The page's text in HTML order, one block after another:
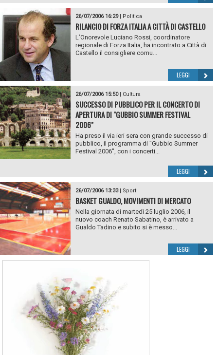
26/07/2006 16:29| Politica
RILANCIO DI FORZA ITALIA A CITTÀ DI CASTELLO
L’Onorevole Luciano Rossi, coordinatore
regionale di Forza Italia, ha incontrato a Città di
Castello il consigliere comu...
LEGGI
26/07/2006 15:50| Cultura
SUCCESSO DI PUBBLICO PER IL CONCERTO DI
APERTURA DI "GUBBIO SUMMER FESTIVAL
2006"
Ha preso il via ieri sera con grande successo di
pubblico, il programma di "Gubbio Summer
Festival 2006", con i concerti...
LEGGI
26/07/2006 13:33| Sport
BASKET GUALDO, MOVIMENTI DI MERCATO
Nella giornata di martedì 25 luglio 2006, il
nuovo coach Renato Sabatino, è arrivato a
Gualdo Tadino e subito si è messo...
LEGGI